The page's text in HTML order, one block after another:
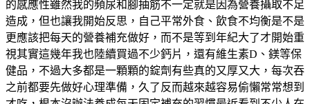
的感應性雖然我的頻尿和腳抽筋不一定就是因為營養攝取不足
造成，但也讓我開始反思，自己平常外食、飲食不均衡是不是
更應該把每天的營養補充做好，而不是等到年紀大了才開始重
視其實這幾年我也陸續買過不少鈣片，還有維生素D、鎂等保
健品，不過大多都是一顆顆的錠劑有些真的又厚又大，每次吞
之前都要先做好心理準備，久了反而越來越容易偷懶常常想到